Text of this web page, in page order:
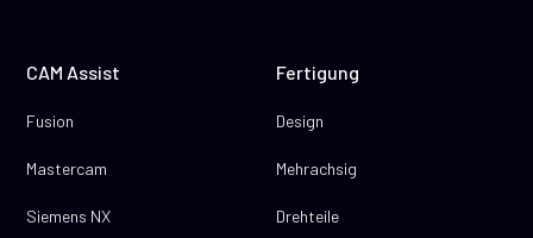
CAM Assist
Fusion
Mastercam
Siemens NX
Fertigung
Design
Mehrachsig
Drehteile